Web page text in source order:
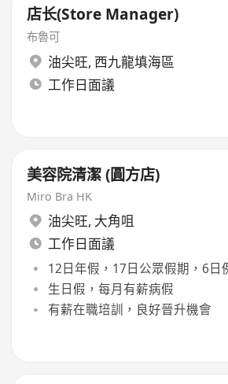
店长(Store Manager)
布魯可
油尖旺, 西九龍填海區
工作日面議
美容院清潔 (圓方店)
Miro Bra HK
油尖旺, 大角咀
工作日面議
12日年假，17日公眾假期，6日
生日假，每月有薪病假
有薪在職培訓，良好晉升機會